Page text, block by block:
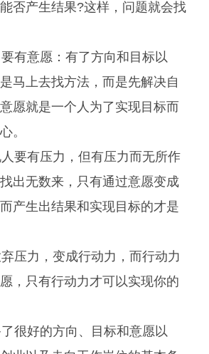
否产生结果?这样，问题就会找
意愿：有了方向和目标以
马上去找方法，而是先解决自
愿就是一个人为了实现目标而
。
有压力，但有压力而无所作
出无数来，只有通过意愿变成
产生出结果和实现目标的才是
力，变成行动力，而行动力
，只有行动力才可以实现你的
很好的方向、目标和意愿以